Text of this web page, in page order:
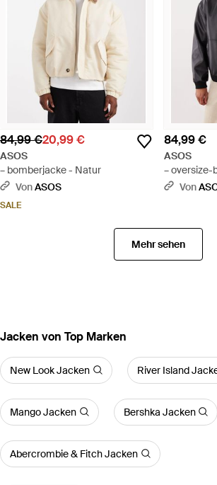
84,99 €20,99 €
ASOS
– bomberjacke - Natur
VonASOS
SALE
84,99 €
ASOS
– oversize-
kunstleder -
Von
Mehr sehen
Jacken von Top Marken
New Look Jacken River Island
Mango Jacken Bershka Jacken
Abercrombie & Fitch Jacken